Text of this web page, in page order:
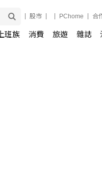
股市 PChome 合
上班族 消費 旅遊 雜誌